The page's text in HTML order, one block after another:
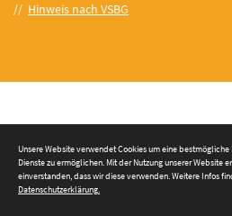
// Hinweis nach VSBG
Unsere Website verwendet Cookies um eine
Dienste zu ermöglichen. Mit der Nutzung unserer Website
einverstanden, dass wir diese verwenden. Weitere Infos
Datenschutzerklärung.